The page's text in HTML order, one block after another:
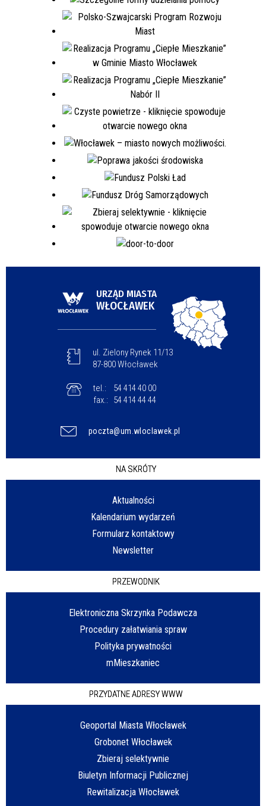
URZĄD MIASTA
WŁOCŁAWEK
ul. Zielony Rynek 11/13
87-800 Włocławek
tel.:
54 414 40 00
fax.:
54 414 44 44
poczta@um.wloclawek.pl
NA SKRÓTY
Aktualności
Kalendarium wydarzeń
Formularz kontaktowy
Newsletter
PRZEWODNIK
Elektroniczna Skrzynka Podawcza
Procedury załatwiania spraw
Polityka prywatności
mMieszkaniec
PRZYDATNE ADRESY WWW
Geoportal Miasta Włocławek
Grobonet Włocławek
Zbieraj selektywnie
Biuletyn Informacji Publicznej
Rewitalizacja Włocławek